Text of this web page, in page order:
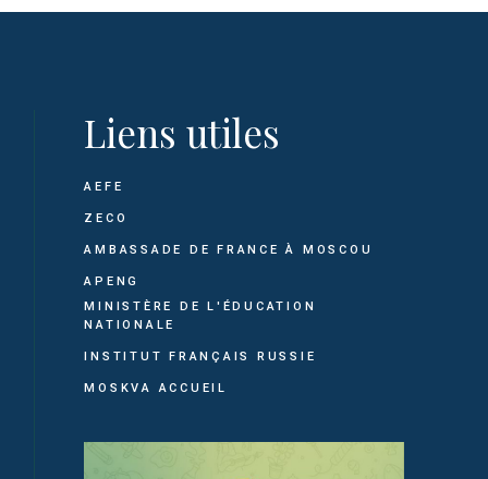
Liens utiles
AEFE
ZECO
AMBASSADE DE FRANCE À MOSCOU
APENG
MINISTÈRE DE L'ÉDUCATION
NATIONALE
INSTITUT FRANÇAIS RUSSIE
MOSKVA ACCUEIL